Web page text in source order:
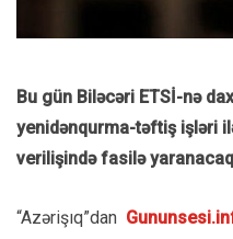
Bu gün Biləcəri ETSİ-nə
yenidənqurma-təftiş işləri
verilişində fasilə
“Azərişıq”dan